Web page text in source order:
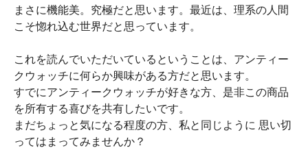
まさに機能美。究極だと思います。最近は、理系の人間
こそ惚れ込む世界だと思っています。
これを読んでいただいているということは、アンティー
クウォッチに何らか興味がある方だと思います。
すでにアンティークウォッチが好きな方、是非この商品
を所有する喜びを共有したいです。
まだちょっと気になる程度の方、私と同じように 思い切
ってはまってみませんか？